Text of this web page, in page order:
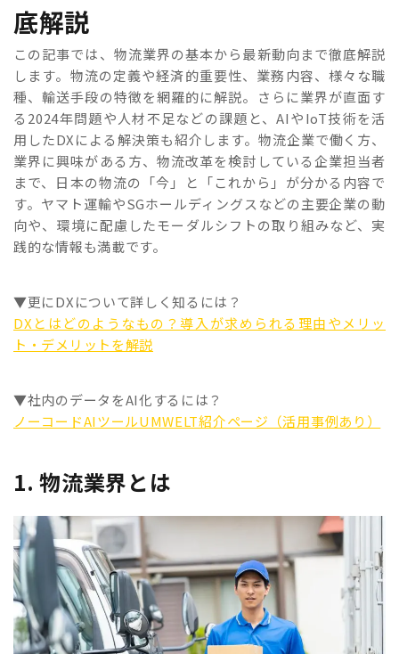
底解説
この記事では、物流業界の基本から最新動向まで徹底解説
します。物流の定義や経済的重要性、業務内容、様々な職
種、輸送手段の特徴を網羅的に解説。さらに業界が直面す
る2024年問題や人材不足などの課題と、AIやIoT技術を活
用したDXによる解決策も紹介します。物流企業で働く方、
業界に興味がある方、物流改革を検討している企業担当者
まで、日本の物流の「今」と「これから」が分かる内容で
す。ヤマト運輸やSGホールディングスなどの主要企業の動
向や、環境に配慮したモーダルシフトの取り組みなど、実
践的な情報も満載です。
▼更にDXについて詳しく知るには？
DXとはどのようなもの？導入が求められる理由やメリッ
ト・デメリットを解説
▼社内のデータをAI化するには？
ノーコードAIツールUMWELT紹介ページ（活用事例あり）
1. 物流業界とは